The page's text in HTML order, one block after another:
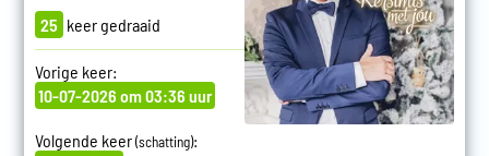
25 keer gedraaid
Vorige keer:
10-07-2026 om 03:36 uur
Volgende keer(schatting):